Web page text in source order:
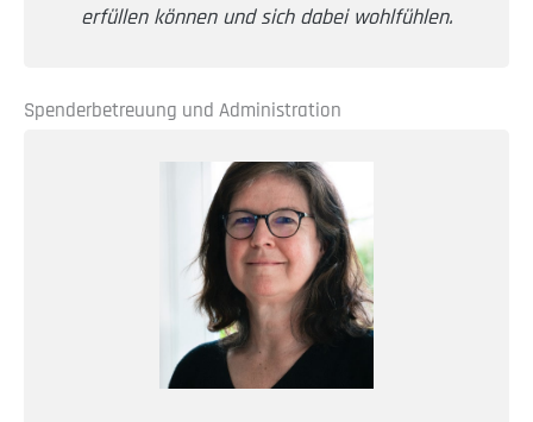
erfüllen können und sich dabei wohlfühlen.
Spenderbetreuung und Administration